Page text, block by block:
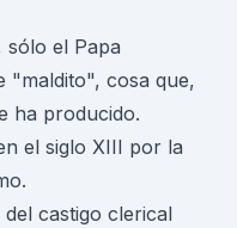
sólo el Papa
"maldito", cosa que,
ha producido.
el siglo XIII por la
castigo clerical